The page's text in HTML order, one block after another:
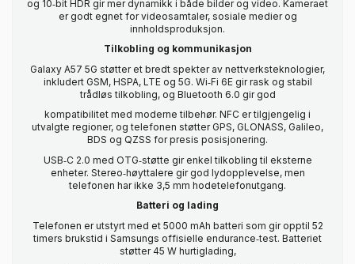
og 10‑bit HDR gir mer dynamikk i både bilder og video. Kameraet
er godt egnet for videosamtaler, sosiale medier og
innholdsproduksjon.
Tilkobling og kommunikasjon
Galaxy A57 5G støtter et bredt spekter av nettverksteknologier,
inkludert GSM, HSPA, LTE og 5G. Wi‑Fi 6E gir rask og stabil
trådløs tilkobling, og Bluetooth 6.0 gir god
kompatibilitet med moderne tilbehør. NFC er tilgjengelig i
utvalgte regioner, og telefonen støtter GPS, GLONASS, Galileo,
BDS og QZSS for presis posisjonering.
USB‑C 2.0 med OTG‑støtte gir enkel tilkobling til eksterne
enheter. Stereo‑høyttalere gir god lydopplevelse, men
telefonen har ikke 3,5 mm hodetelefonutgang.
Batteri og lading
Telefonen er utstyrt med et 5000 mAh batteri som gir opptil 52
timers brukstid i Samsungs offisielle endurance‑test. Batteriet
støtter 45 W hurtiglading,